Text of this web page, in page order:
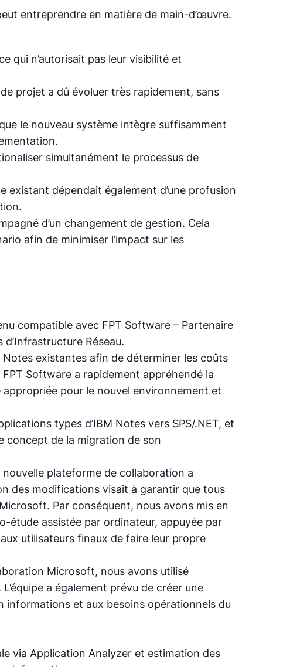
entreprendre en matière de main-d’œuvre.
qui n’autorisait pas leur visibilité et
projet a dû évoluer très rapidement, sans
le nouveau système intègre suffisamment
simultanément le processus de
existant dépendait également d’une profusion
d’un changement de gestion. Cela
afin de minimiser l’impact sur les
compatible avec FPT Software – Partenaire
Réseau.
existantes afin de déterminer les coûts
Software a rapidement appréhendé la
pour le nouvel environnement et
types d’IBM Notes vers SPS/.NET, et
concept de la migration de son
plateforme de collaboration a
des modifications visait à garantir que tous
Par conséquent, nous avons mis en
étude assistée par ordinateur, appuyée par
utilisateurs finaux de faire leur propre
Microsoft, nous avons utilisé
a également prévu de créer une
informations et aux besoins opérationnels du
via Application Analyzer et estimation des